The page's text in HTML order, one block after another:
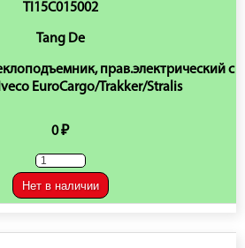
TI15C015002
Tang De
прав.электрический с
EuroCargo/Trakker/Stralis
0 ₽
Нет в наличии